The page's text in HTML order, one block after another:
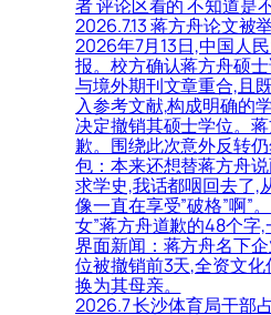
者 评论区看的 不知道是
2026.7.13 蒋方舟论文被
2026年7月13日,中国人
报。校方确认蒋方舟硕
与境外期刊文章重合,且
入参考文献,构成明确的
决定撤销其硕士学位。
歉。围绕此次意外反转
包：本来还想替蒋方舟
求学史,我话都咽回去了,
像一直在享受”破格”啊”
女”蒋方舟道歉的48个字,
界面新闻：蒋方舟名下
位被撤销前3天,全资文
换为其母亲。
2026.7 长沙体育局干部